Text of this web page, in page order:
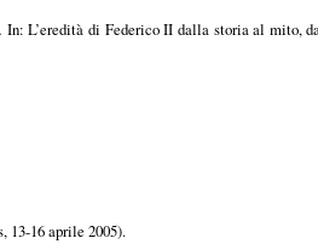
In: L’eredità di Federico II dalla storia al mito,
13-16 aprile 2005).